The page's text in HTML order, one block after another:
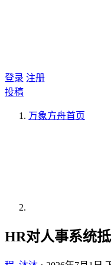
登录 注册
投稿
万象方舟首页
HR对人事系统